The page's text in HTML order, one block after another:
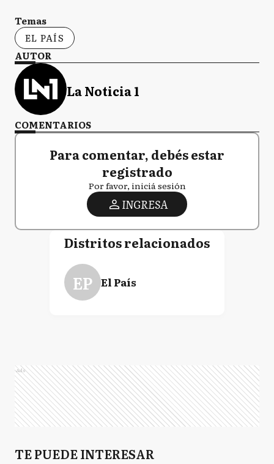
Temas
EL PAÍS
AUTOR
La Noticia 1
COMENTARIOS
Para comentar, debés estar
registrado
Por favor, iniciá sesión
INGRESA
Distritos relacionados
EP El País
Ads
TE PUEDE INTERESAR